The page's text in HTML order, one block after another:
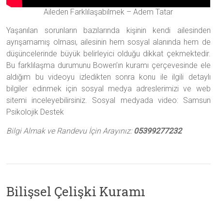
Aileden Farklılaşabilmek – Adem Tatar
Yaşanılan sorunların bazılarında kişinin kendi ailesinden
ayrışamamış olması, ailesinin hem sosyal alanında hem de
düşüncelerinde büyük belirleyici olduğu dikkat çekmektedir.
Bu farklılaşma durumunu Bowen’ın kuramı çerçevesinde ele
aldığım bu videoyu izledikten sonra konu ile ilgili detaylı
bilgiler edinmek için sosyal medya adreslerimizi ve web
sitemi inceleyebilirsiniz. Sosyal medyada video: Samsun
Psikolojik Destek
Bilgi Almak ve Randevu İçin Arayınız: 05399277232
Bilişsel Çelişki Kuramı